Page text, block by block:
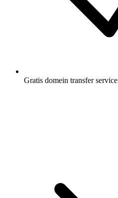
Gratis domein transfer service